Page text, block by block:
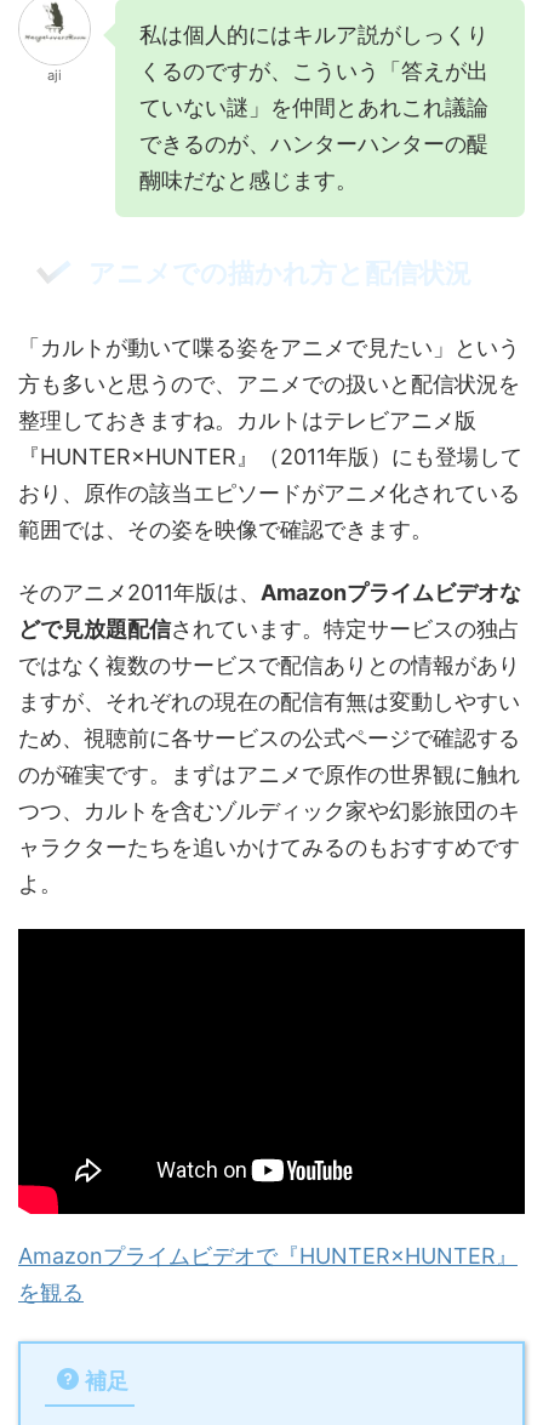
aji
私は個人的にはキルア説がしっくり
くるのですが、こういう「答えが出
ていない謎」を仲間とあれこれ議論
できるのが、ハンターハンターの醍
醐味だなと感じます。
アニメでの描かれ方と配信状況
「カルトが動いて喋る姿をアニメで見たい」という
方も多いと思うので、アニメでの扱いと配信状況を
整理しておきますね。カルトはテレビアニメ版
『HUNTER×HUNTER』（2011年版）にも登場して
おり、原作の該当エピソードがアニメ化されている
範囲では、その姿を映像で確認できます。
そのアニメ2011年版は、 Amazonプライムビデオな
どで見放題配信されています。特定サービスの独占
ではなく複数のサービスで配信ありとの情報があり
ますが、それぞれの現在の配信有無は変動しやすい
ため、視聴前に各サービスの公式ページで確認する
のが確実です。まずはアニメで原作の世界観に触れ
つつ、カルトを含むゾルディック家や幻影旅団のキ
ャラクターたちを追いかけてみるのもおすすめです
よ。
Amazonプライムビデオで『HUNTER×HUNTER』
を観る
補足